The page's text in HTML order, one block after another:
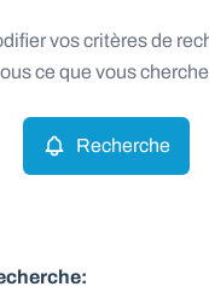
Trier par
vos critères de
ce que vous
Recherche
: